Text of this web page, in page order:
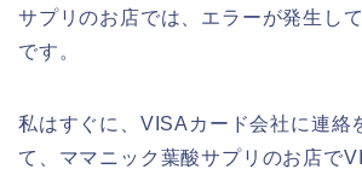
サプリのお店では、エラーが発生し
です。
私はすぐに、VISAカード会社に連絡
て、ママニック葉酸サプリのお店で